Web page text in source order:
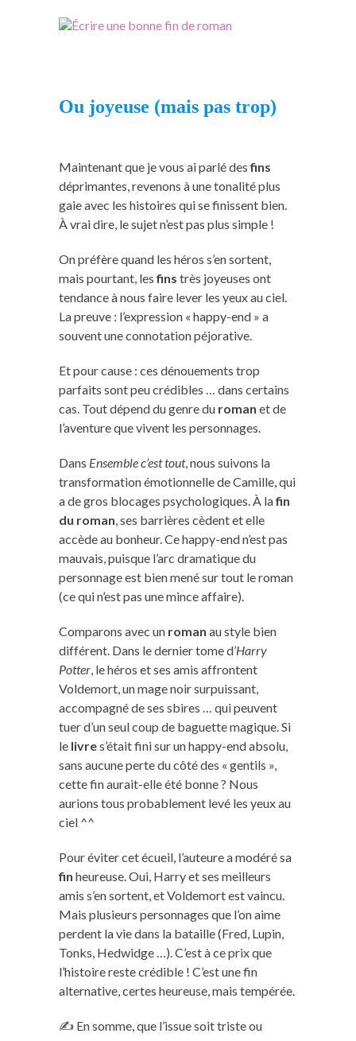
Ou joyeuse (mais pas trop)
Maintenant que je vous ai parlé desfins
déprimantes, revenons à une tonalité plus
gaie avec les histoires qui se finissent bien.
À vrai dire, le sujet n’est pas plus simple !
On préfère quand les héros s’en sortent,
mais pourtant, lesfins très joyeuses ont
tendance à nous faire lever les yeux au ciel.
La preuve : l’expression « happy-end » a
souvent une connotation péjorative.
Et pour cause : ces dénouements trop
parfaits sont peu crédibles … dans certains
cas. Tout dépend du genre du roman et de
l’aventure que vivent les personnages.
Dans Ensemble c’est tout, nous suivons la
transformation émotionnelle de Camille, qui
a de gros blocages psychologiques. À lafin
du roman , ses barrières cèdent et elle
accède au bonheur. Ce happy-end n’est pas
mauvais, puisque l’arc dramatique du
personnage est bien mené sur tout le roman
(ce qui n’est pas une mince affaire).
Comparons avec un roman au style bien
différent. Dans le dernier tome d’Harry
Potter , le héros et ses amis affrontent
Voldemort, un mage noir surpuissant,
accompagné de ses sbires … qui peuvent
tuer d’un seul coup de baguette magique. Si
le livres’était fini sur un happy-end absolu,
sans aucune perte du côté des « gentils »,
cette fin aurait-elle été bonne ? Nous
aurions tous probablement levé les yeux au
ciel ^^
Pour éviter cet écueil, l’auteure a modéré sa
fin heureuse. Oui, Harry et ses meilleurs
amis s’en sortent, et Voldemort est vaincu.
Mais plusieurs personnages que l’on aime
perdent la vie dans la bataille (Fred, Lupin,
Tonks, Hedwidge …). C’est à ce prix que
l’histoire reste crédible ! C’est une fin
alternative, certes heureuse, mais tempérée.
✍️ En somme, que l’issue soit triste ou